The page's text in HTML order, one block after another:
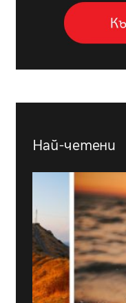
Най-четени